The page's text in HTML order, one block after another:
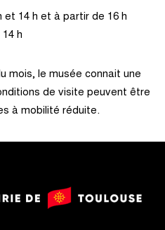
et 14 h et à partir de 16 h
h
mois, le musée connait une
de visite peuvent être
à mobilité réduite.